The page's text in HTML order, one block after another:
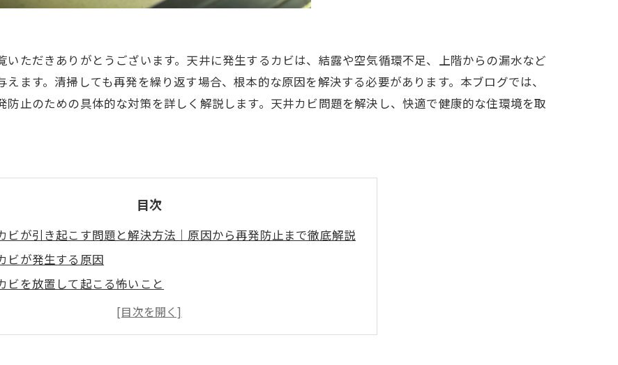
ただきありがとうございます。天井に発生するカビは、結露や空気循環不足、上階からの漏水など
ます。清掃しても再発を繰り返す場合、根本的な原因を解決する必要があります。本ブログでは、
止のための具体的な対策を詳しく解説します。天井カビ問題を解決し、快適で健康的な住環境を取
目次
ビが引き起こす問題と解決方法｜原因から再発防止まで徹底解説
ビが発生する原因
ビを放置して起こる怖いこと
ビを清掃しても何度も再発する原因
ビを防ぐための具体的な対策